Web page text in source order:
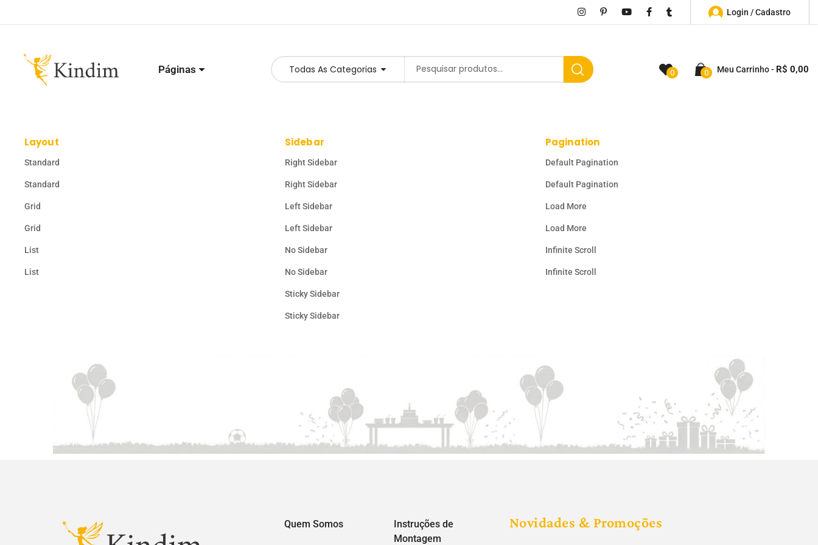
Login / Cadastro
Páginas Todas As Categorias 0 0 Meu Carrinho R$ 0,00
Layout
Standard
Standard
Grid
Grid
List
List
Sidebar
Right Sidebar
Right Sidebar
Left Sidebar
Left Sidebar
No Sidebar
No Sidebar
Sticky Sidebar
Sticky Sidebar
Pagination
Default Pagination
Default Pagination
Load More
Load More
Infinite Scroll
Infinite Scroll
Quem Somos
Instruções de
Montagem
Novidades & Promoções